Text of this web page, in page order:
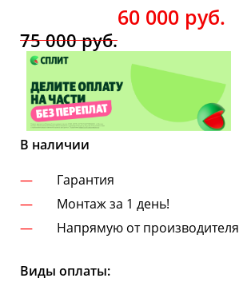
60 000руб.
75 000руб.
В наличии
Гарантия
Монтаж за 1 день!
Напрямую от производителя
Виды оплаты: